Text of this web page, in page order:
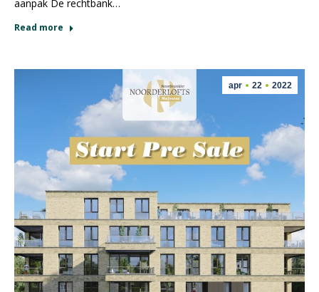
aanpak De rechtbank…
Read more
apr 22 2022